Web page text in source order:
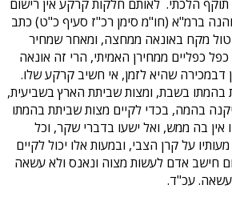
הלכתי. לאותם חלקות קרקע אין רישום
ברמ"א (חו"מ סימן רכ"ז סעיף כ"ט) כתב
מקח באונאה ממחצה, ומאחר שמחיר
כפליים ממחירן האמיתי, הרי זה אונאה
דבמכירה שהיא לזמן, אי חשיב קרקע שלו.
בהמתו בשבת, ומצות שביתת הארץ בשביעית,
בהמה, בכדי לקיים מצות שביתת בהמתו
אין בה ממש, ואל ישעו בדברי שקר, וכל
על קרן הצבי, ובמעות אלו יכול לקיים
חישב אדם לעשות מצוה ונאנס ולא עשאה
עשאה. עכ"ד.